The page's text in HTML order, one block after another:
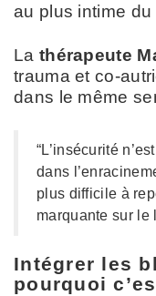
au plus intime
La thérapeute
trauma et co-
dans le même
“L’insécurité
dans
plus difficile à
marquante sur le
Intégrer les
pourquoi